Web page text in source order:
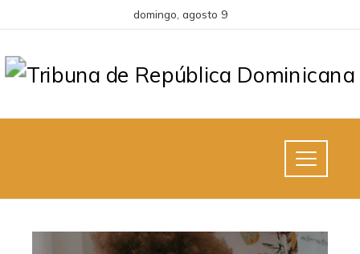
domingo, agosto 9